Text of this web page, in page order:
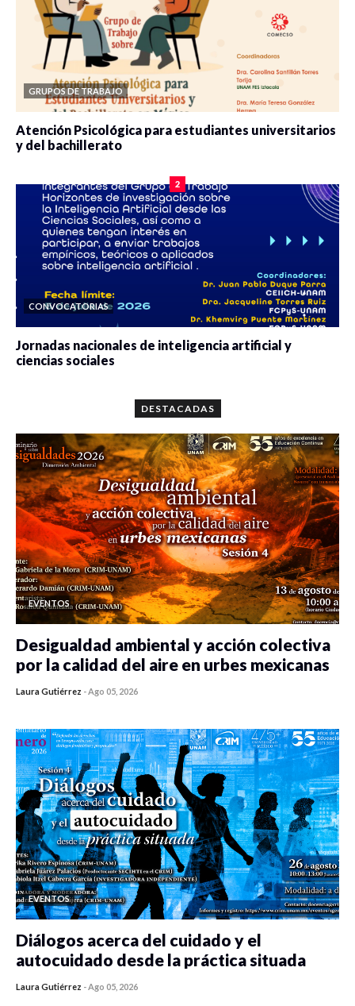
GRUPOS DE TRABAJO
Atención Psicológica para estudiantes universitarios
y del bachillerato
2
CONVOCATORIAS
Jornadas nacionales de inteligencia artificial y
ciencias sociales
DESTACADAS
EVENTOS
Desigualdad ambiental y acción colectiva
por la calidad del aire en urbes mexicanas
Laura Gutiérrez -Ago 05, 2026
EVENTOS
Diálogos acerca del cuidado y el
autocuidado desde la práctica situada
Laura Gutiérrez -Ago 05, 2026